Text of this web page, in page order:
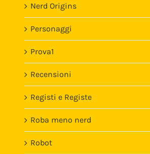
Nerd Origins
Personaggi
Prova1
Recensioni
Registi e Registe
Roba meno nerd
Robot